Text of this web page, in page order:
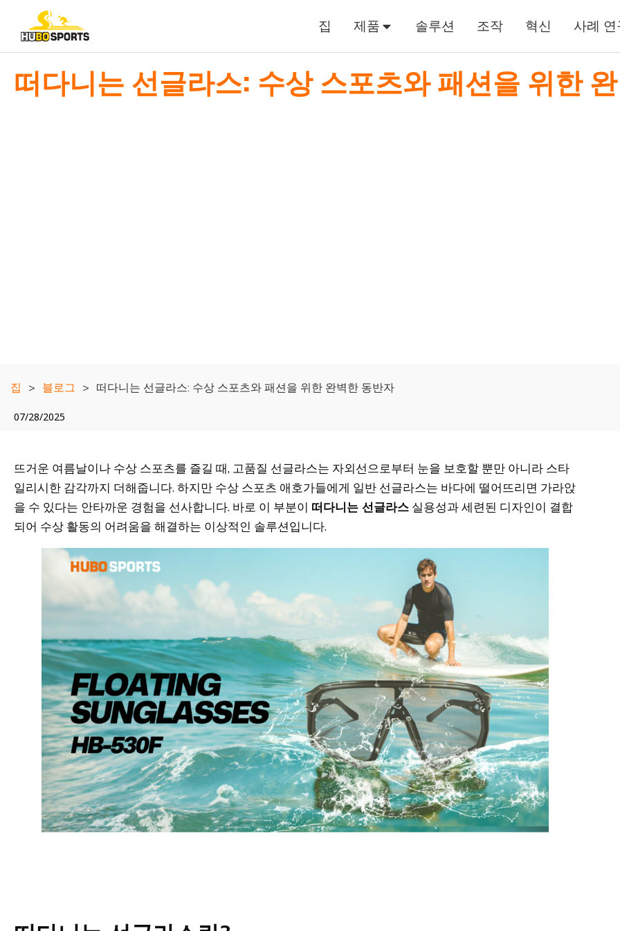
집 제품 솔루션 조작 혁신 사례 연
떠다니는 선글라스: 수상 스포츠와 패션을 위한
집 > 블로그 > 떠다니는 선글라스: 수상 스포츠와 패션을 위한 완벽한 동반자
07/28/2025
뜨거운 여름날이나 수상 스포츠를 즐길 때, 고품질 선글라스는 자외선으로부터 눈을 보호할 뿐만 아니라 스타
일리시한 감각까지 더해줍니다. 하지만 수상 스포츠 애호가들에게 일반 선글라스는 바다에 떨어뜨리면 가라앉
을 수 있다는 안타까운 경험을 선사합니다. 바로 이 부분이 떠다니는 선글라스 실용성과 세련된 디자인이 결합
되어 수상 활동의 어려움을 해결하는 이상적인 솔루션입니다.